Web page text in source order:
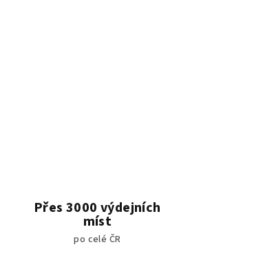
Přes 3000 výdejních
míst
po celé ČR